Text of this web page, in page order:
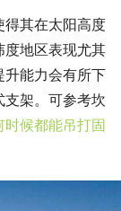
得其在太阳高度
度地区表现尤其
升能力会有所下
架。可参考坎
候都能吊打固